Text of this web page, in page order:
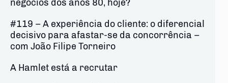
negócios dos anos 80, hoje?
#119 – A experiência do cliente: o diferencial
decisivo para afastar-se da concorrência –
com João Filipe Torneiro
A Hamlet está a recrutar